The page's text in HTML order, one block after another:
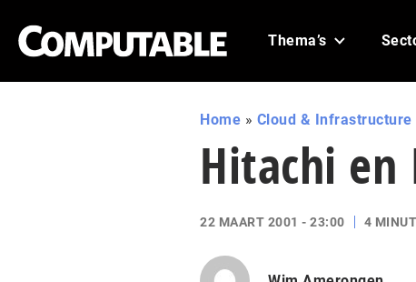
Thema’s
Home » Cloud & Infrastructure
Hitachi en
22 MAART 2001 - 23:00 4